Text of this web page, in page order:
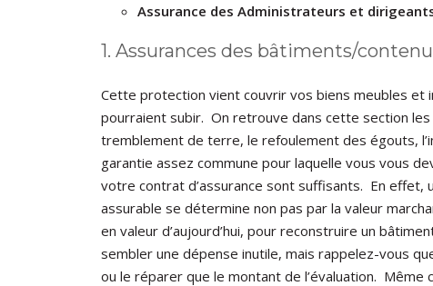
Assurance des Administrateurs et
1. Assurances des bâtiments/contenu
Cette protection vient couvrir vos biens meubles et
pourraient subir. On retrouve dans cette section
tremblement de terre, le refoulement des égouts,
garantie assez commune pour laquelle vous vous
votre contrat d’assurance sont suffisants. En effet,
assurable se détermine non pas par la valeur
en valeur d’aujourd’hui, pour reconstruire un
sembler une dépense inutile, mais rappelez-vous
ou le réparer que le montant de l’évaluation.